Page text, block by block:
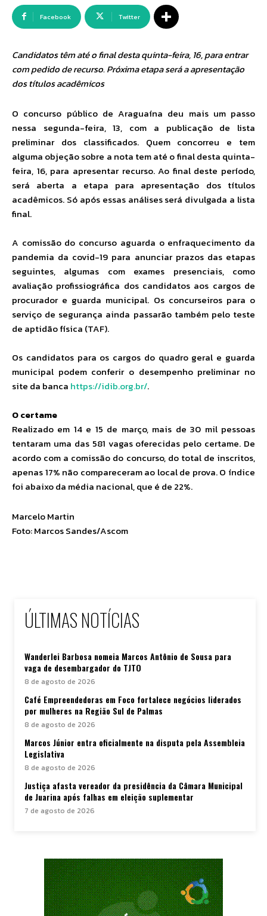
Facebook Twitter
Candidatos têm até o final desta quinta-feira, 16, para entrar
com pedido de recurso. Próxima etapa será a apresentação
dos títulos acadêmicos
O concurso público de Araguaína deu mais um passo
nessa segunda-feira, 13, com a publicação de lista
preliminar dos classificados. Quem concorreu e tem
alguma objeção sobre a nota tem até o final desta quinta-
feira, 16, para apresentar recurso. Ao final deste período,
será aberta a etapa para apresentação dos títulos
acadêmicos. Só após essas análises será divulgada a lista
final.
A comissão do concurso aguarda o enfraquecimento da
pandemia da covid-19 para anunciar prazos das etapas
seguintes, algumas com exames presenciais, como
avaliação profissiográfica dos candidatos aos cargos de
procurador e guarda municipal. Os concurseiros para o
serviço de segurança ainda passarão também pelo teste
de aptidão física (TAF).
Os candidatos para os cargos do quadro geral e guarda
municipal podem conferir o desempenho preliminar no
site da banca https://idib.org.br/.
O certame
Realizado em 14 e 15 de março, mais de 30 mil pessoas
tentaram uma das 581 vagas oferecidas pelo certame. De
acordo com a comissão do concurso, do total de inscritos,
apenas 17% não compareceram ao local de prova. O índice
foi abaixo da média nacional, que é de 22%.
Marcelo Martin
Foto: Marcos Sandes/Ascom
ÚLTIMAS NOTÍCIAS
Wanderlei Barbosa nomeia Marcos Antônio de Sousa para
vaga de desembargador do TJTO
8 de agosto de 2026
Café Empreendedoras em Foco fortalece negócios liderados
por mulheres na Região Sul de Palmas
8 de agosto de 2026
Marcos Júnior entra oficialmente na disputa pela Assembleia
Legislativa
8 de agosto de 2026
Justiça afasta vereador da presidência da Câmara Municipal
de Juarina após falhas em eleição suplementar
7 de agosto de 2026